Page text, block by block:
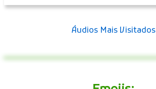
Áudios Mais Visitados